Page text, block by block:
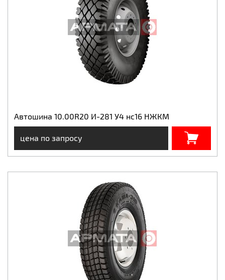
Автошина 10.00R20 И-281 У4 нс16 НЖКМ
цена по запросу